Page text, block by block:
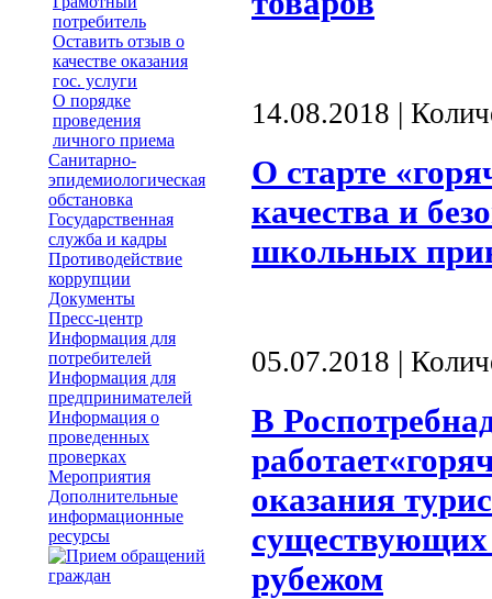
потребитель
Оставить отзыв о
качестве оказания
гос. услуги
О порядке
проведения
личного приема
Санитарно-
эпидемиологическая
обстановка
Государственная
служба и кадры
Противодействие
коррупции
Документы
Пресс-центр
Информация для
потребителей
Информация для
предпринимателей
Информация о
проведенных
проверках
Мероприятия
Дополнительные
информационные
ресурсы
14.08.2018 |
О старте
качества и
школьных
05.07.2018 |
В
оказания
существующих
рубежом